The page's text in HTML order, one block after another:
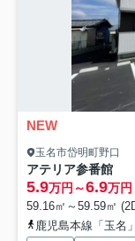
NEW
玉名市岱明町野口
アテリア参番館
5.9万円～6.9万円
59.16㎡～59.59㎡
鹿児島本線「玉名